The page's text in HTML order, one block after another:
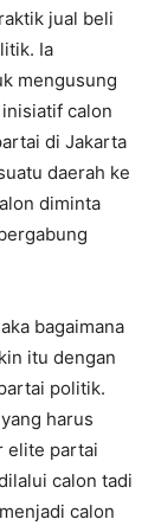
jual beli
Ia
mengusung
calon
di Jakarta
daerah ke
diminta
bagaimana
itu dengan
politik.
harus
elite partai
calon tadi
calon